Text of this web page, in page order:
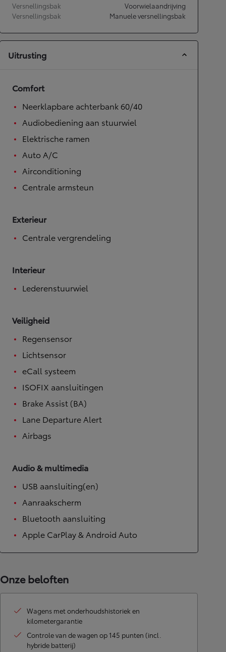
Versnellingsbak
Voorwielaandrijving
Versnellingsbak
Manuele versnellingsbak
Uitrusting
Comfort
Neerklapbare achterbank 60/40
Audiobediening aan stuurwiel
Elektrische ramen
Auto A/C
Airconditioning
Centrale armsteun
Exterieur
Centrale vergrendeling
Interieur
Lederenstuurwiel
Veiligheid
Regensensor
Lichtsensor
eCall systeem
ISOFIX aansluitingen
Brake Assist (BA)
Lane Departure Alert
Airbags
Audio & multimedia
USB aansluiting(en)
Aanraakscherm
Bluetooth aansluiting
Apple CarPlay & Android Auto
Onze beloften
Wagens met onderhoudshistoriek en
kilometergarantie
Controle van de wagen op 145 punten (incl.
hybride batterij)